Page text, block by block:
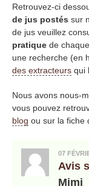
Retrouvez-ci
de jus postés sur
de jus veuillez
pratique de
une recherche (en
des extracteurs qui
Nous avons nous-
vous pouvez
blog ou sur la fiche
07
Avis
Mimi